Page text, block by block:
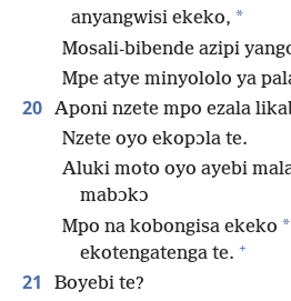
anyangwisi ekeko, *
Mosali-bibende azipi
Mpe atye minyololo ya
20 Aponi nzete mpo ezala
Nzete oyo ekopɔla te.
Aluki moto oyo ayebi
mabɔkɔ
Mpo na kobongisa ekeko *
ekotengatenga te. +
21
Boyebi te?